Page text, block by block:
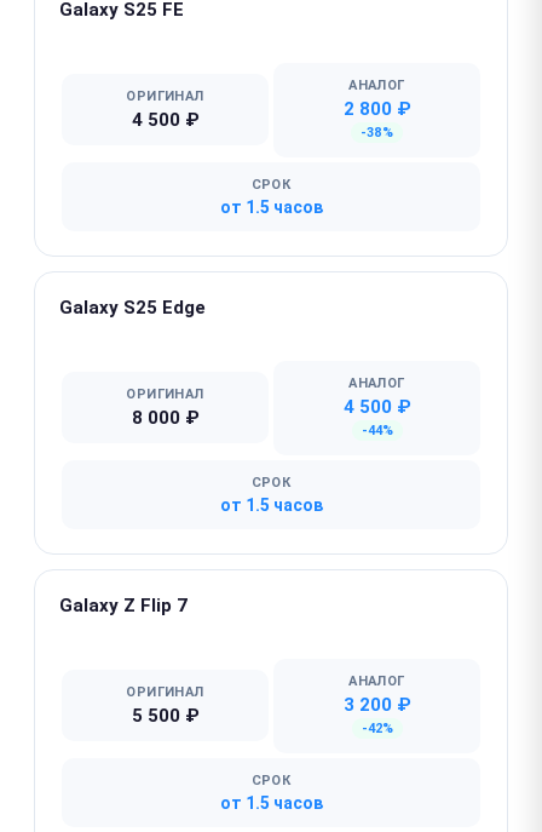
Galaxy S25 FE
ОРИГИНАЛ
4 500 ₽
АНАЛОГ
2 800 ₽
-38%
СРОК
от 1.5 часов
Galaxy S25 Edge
ОРИГИНАЛ
8 000 ₽
АНАЛОГ
4 500 ₽
-44%
СРОК
от 1.5 часов
Galaxy Z Flip 7
ОРИГИНАЛ
5 500 ₽
АНАЛОГ
3 200 ₽
-42%
СРОК
от 1.5 часов